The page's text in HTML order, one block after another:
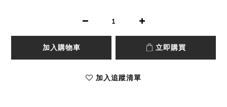
加入購物車 立即購買
加入追蹤清單